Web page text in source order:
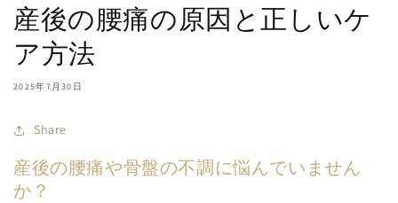
産後の腰痛の原因と正しいケ
ア方法
2025年7月30日
Share
産後の腰痛や骨盤の不調に悩んでいません
か？